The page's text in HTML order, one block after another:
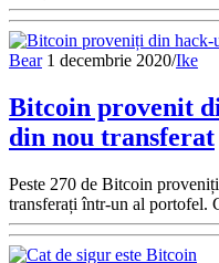
Bear 1 decembrie 2020/Ike
Bitcoin provenit
din nou transferat
Peste 270 de Bitcoin
transferați într-un al portofel.